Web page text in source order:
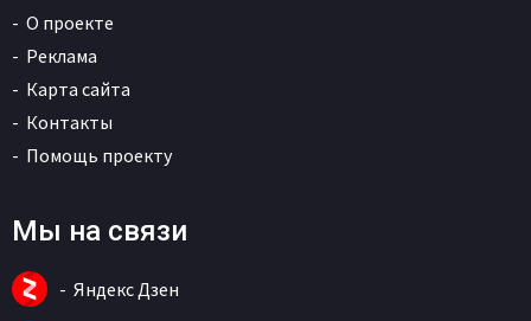
О проекте
Реклама
Карта сайта
Контакты
Помощь проекту
Мы на связи
Яндекс Дзен